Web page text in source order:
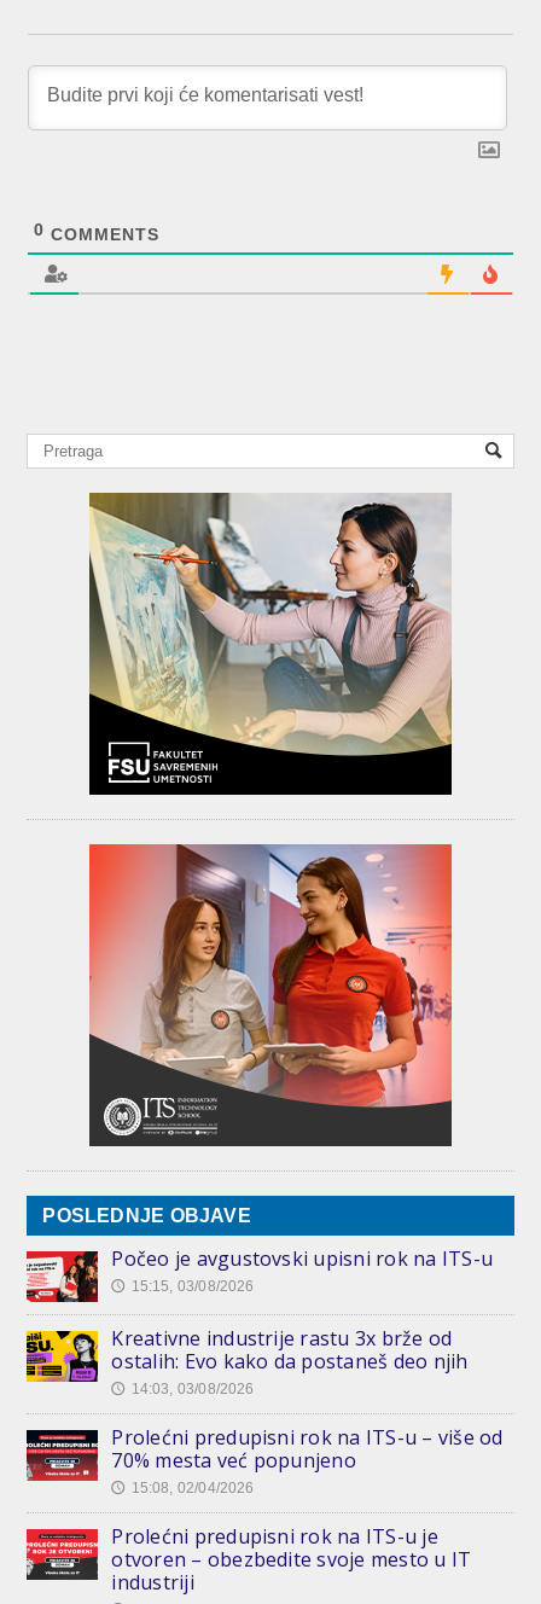
0 COMMENTS
POSLEDNJE OBJAVE
Počeo je avgustovski upisni rok na ITS-u
🕔 15:15, 03/08/2026
Kreativne industrije rastu 3x brže od
ostalih: Evo kako da postaneš deo njih
🕔 14:03, 03/08/2026
Prolećni predupisni rok na ITS-u – više od
70% mesta već popunjeno
🕔 15:08, 02/04/2026
Prolećni predupisni rok na ITS-u je
otvoren – obezbedite svoje mesto u IT
industriji